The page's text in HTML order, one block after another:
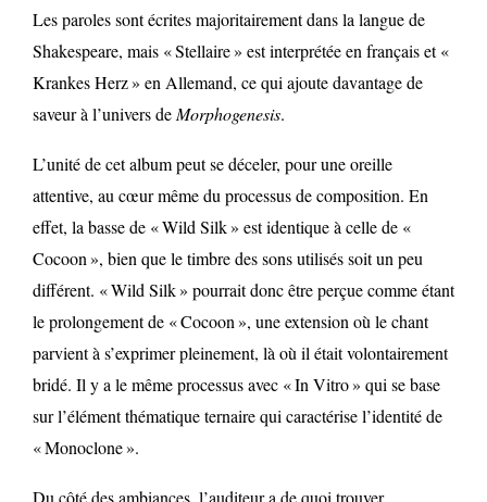
Les paroles sont écrites majoritairement dans la langue de
Shakespeare, mais « Stellaire » est interprétée en français et «
Krankes Herz » en Allemand, ce qui ajoute davantage de
saveur à l’univers de Morphogenesis.
L’unité de cet album peut se déceler, pour une oreille
attentive, au cœur même du processus de composition. En
effet, la basse de « Wild Silk » est identique à celle de «
Cocoon », bien que le timbre des sons utilisés soit un peu
différent. « Wild Silk » pourrait donc être perçue comme étant
le prolongement de « Cocoon », une extension où le chant
parvient à s’exprimer pleinement, là où il était volontairement
bridé. Il y a le même processus avec « In Vitro » qui se base
sur l’élément thématique ternaire qui caractérise l’identité de
« Monoclone ».
Du côté des ambiances, l’auditeur a de quoi trouver